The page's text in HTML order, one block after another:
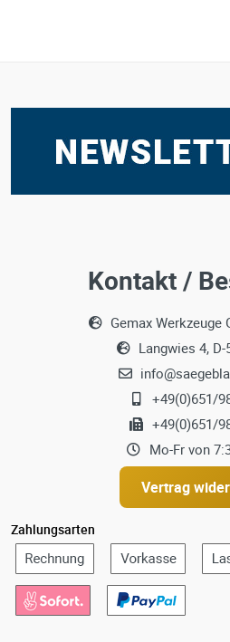
Kontakt /
Gemax Werkzeuge
Langwies 4,
+49(0)651/
+49(0)651/
Mo-Fr von
Vertrag
Zahlungsarten